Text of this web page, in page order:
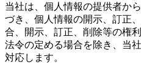
当社は、個人情報の提供者か
づき、個人情報の開示、訂正
合、開示、訂正、削除等の権
法令の定める場合を除き、当
対応します。